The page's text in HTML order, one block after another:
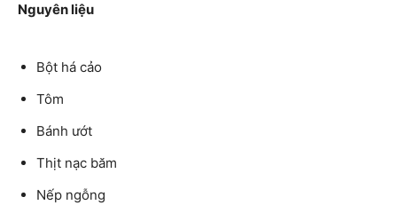
Nguyên liệu
Bột há cảo
Tôm
Bánh ướt
Thịt nạc băm
Nếp ngỗng